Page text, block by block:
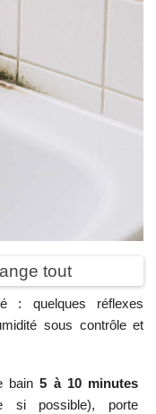
tout
: quelques réflexes
sous contrôle et
bain5 à 10 minutes
si possible), porte